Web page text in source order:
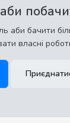
аби бачити
власні